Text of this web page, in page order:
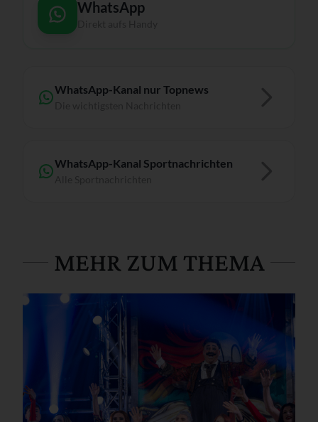
WhatsApp
WhatsApp-Kanal nur Topnews
WhatsApp-Kanal Sportnachrichten
MEHR ZUM THEMA